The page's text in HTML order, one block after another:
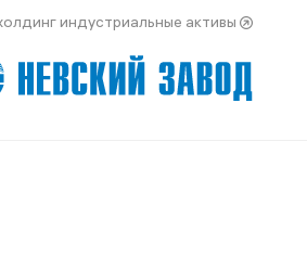
индустриальные активы